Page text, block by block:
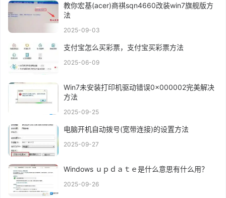
教你宏基(acer)商祺sqn4660改装win7旗舰版方
法
2025-09-03
支付宝怎么买彩票，支付宝买彩票方法
2025-06-09
Win7未安装打印机驱动错误0x000002完美解决
方法
2025-09-25
电脑开机自动拨号(宽带连接)的设置方法
2025-09-27
Windows ｕｐｄａｔｅ是什么意思有什么用？
2025-09-26